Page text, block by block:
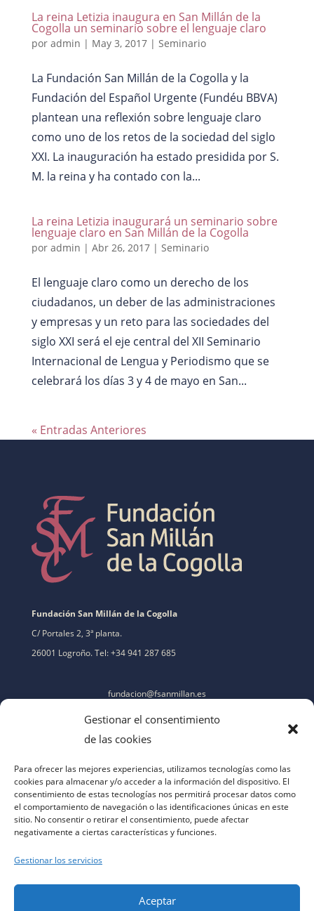
Gestionar el consentimiento
de las cookies
Para ofrecer las mejores experiencias, utilizamos tecnologías como las
cookies para almacenar y/o acceder a la información del dispositivo. El
consentimiento de estas tecnologías nos permitirá procesar datos como
el comportamiento de navegación o las identificaciones únicas en este
sitio. No consentir o retirar el consentimiento, puede afectar
negativamente a ciertas características y funciones.
Gestionar los servicios
Aceptar
La reina Letizia inaugura en San Millán de la
Cogolla un seminario sobre el lenguaje claro
por admin | May 3, 2017| Seminario
La Fundación San Millán de la Cogolla y la
Fundación del Español Urgente (Fundéu BBVA)
plantean una reflexión sobre lenguaje claro
como uno de los retos de la sociedad del siglo
XXI. La inauguración ha estado presidida por S.
M. la reina y ha contado con la...
La reina Letizia inaugurará un seminario sobre
lenguaje claro en San Millán de la Cogolla
por admin | Abr 26, 2017| Seminario
El lenguaje claro como un derecho de los
ciudadanos, un deber de las administraciones
y empresas y un reto para las sociedades del
siglo XXI será el eje central del XII Seminario
Internacional de Lengua y Periodismo que se
celebrará los días 3 y 4 de mayo en San...
« Entradas Anteriores
Fundación San Millán de la Cogolla
C/ Portales 2, 3ª planta.
26001 Logroño. Tel: +34 941 287 685
fundacion@fsanmillan.es